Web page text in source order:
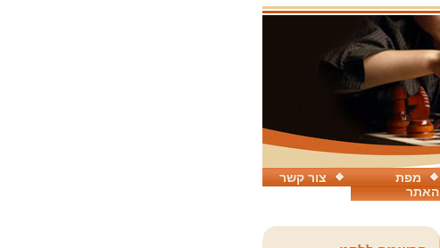
צור קשר
מפת
האתר